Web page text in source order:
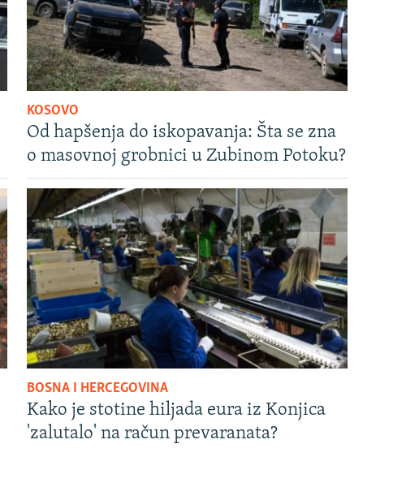
KOSOVO
Od hapšenja do iskopavanja: Šta se zna
o masovnoj grobnici u Zubinom Potoku?
BOSNA I HERCEGOVINA
Kako je stotine hiljada eura iz Konjica
'zalutalo' na račun prevaranata?